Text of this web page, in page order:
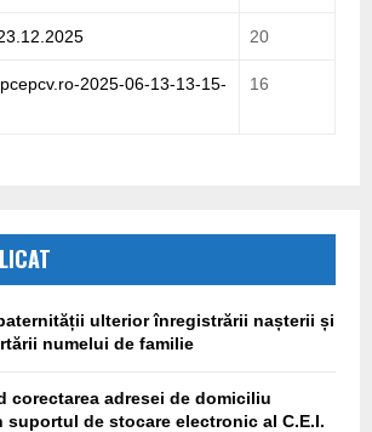
20
2025-06-13-13-15-
16
ulterior înregistrării nașterii și
numelui de familie
corectarea adresei de domiciliu
de stocare electronic al C.E.I.